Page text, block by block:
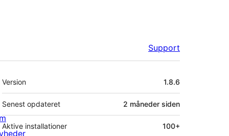
Support
Meta
Version 1.8.6
Senest opdateret 2 måneder siden
Aktive installationer 100+